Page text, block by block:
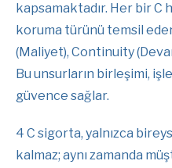
kapsamaktadır. Her bir C
koruma türünü temsil
(Maliyet), Continuity
Bu unsurların birleşimi,
güvence sağlar.
4 C sigorta, yalnızca
kalmaz; aynı zamanda